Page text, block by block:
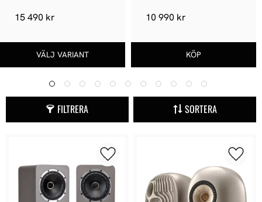
15 490 kr 10 990 kr
FILTRERA SORTERA
Lägg till i favoriter Lägg